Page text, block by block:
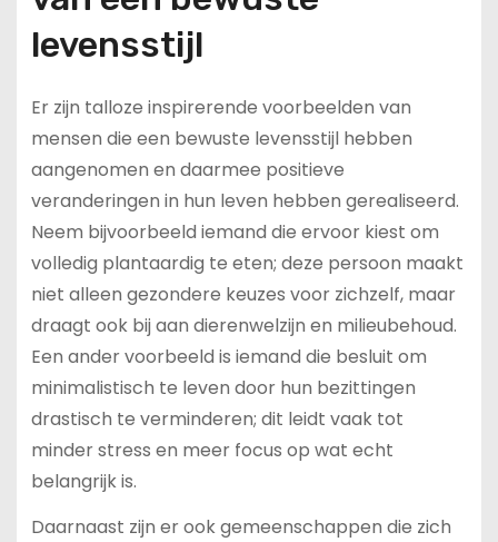
levensstijl
Er zijn talloze inspirerende voorbeelden van
mensen die een bewuste levensstijl hebben
aangenomen en daarmee positieve
veranderingen in hun leven hebben gerealiseerd.
Neem bijvoorbeeld iemand die ervoor kiest om
volledig plantaardig te eten; deze persoon maakt
niet alleen gezondere keuzes voor zichzelf, maar
draagt ook bij aan dierenwelzijn en milieubehoud.
Een ander voorbeeld is iemand die besluit om
minimalistisch te leven door hun bezittingen
drastisch te verminderen; dit leidt vaak tot
minder stress en meer focus op wat echt
belangrijk is.
Daarnaast zijn er ook gemeenschappen die zich